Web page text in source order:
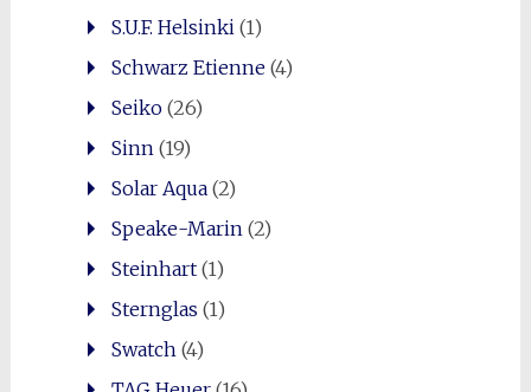
S.U.F. Helsinki (1)
Schwarz Etienne(4)
Seiko(26)
Sinn (19)
Solar Aqua(2)
Speake-Marin (2)
Steinhart(1)
Sternglas (1)
Swatch (4)